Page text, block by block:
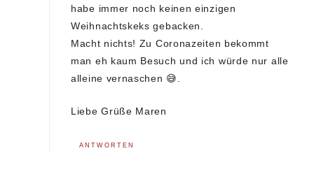
habe immer noch keinen einzigen
Weihnachtskeks gebacken.
Macht nichts! Zu Coronazeiten bekommt
man eh kaum Besuch und ich würde nur alle
alleine vernaschen 😅.
Liebe Grüße Maren
ANTWORTEN